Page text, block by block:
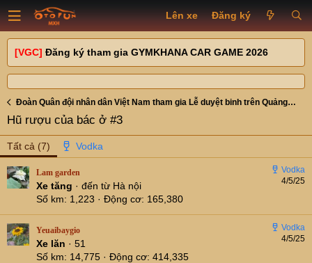
Lên xe Đăng ký
[VGC] Đăng ký tham gia GYMKHANA CAR GAME 2026
Đoàn Quân đội nhân dân Việt Nam tham gia Lễ duyệt binh trên Quảng trường Đỏ
Hũ rượu của bác ở #3
Tất cả (7)
4/5/25
Lam garden
Xe tăng · đến từ Hà nội
Số km
1,223 Động cơ 165,380
4/5/25
Yeuaibaygio
Xe lăn · 51
Số km
14,775 Động cơ 414,335